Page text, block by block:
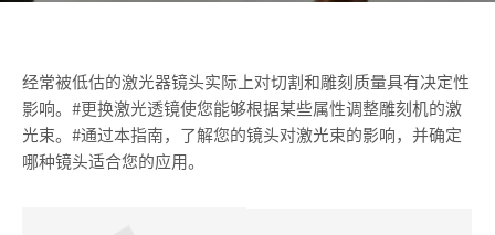
经常被低估的激光器镜头实际上对切割和雕刻质量具有决定性
影响。#更换激光透镜使您能够根据某些属性调整雕刻机的激
光束。#通过本指南，了解您的镜头对激光束的影响，并确定
哪种镜头适合您的应用。